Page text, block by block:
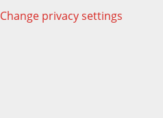
Change privacy settings